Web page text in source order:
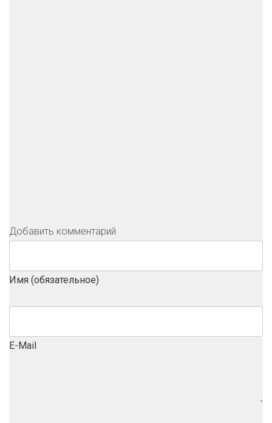
Добавить комментарий
Имя (обязательное)
E-Mail